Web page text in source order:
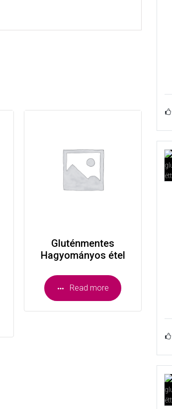
Gluténmentes
Hagyományos étel
Read more